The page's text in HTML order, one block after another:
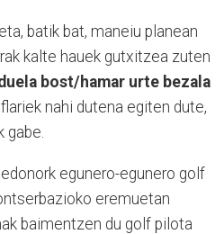
batik bat, maneiu planean
kalte hauek gutxitzea zuten
bost/hamar urte bezala
nahi dutena egiten dute,
gabe.
egunero-egunero golf
eremuetan
baimentzen du golf pilota